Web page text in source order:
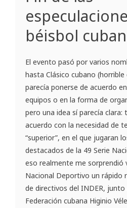
béisbol
El evento pasó por varios
hasta Clásico cubano
parecía ponerse de acuerdo
equipos o en la forma de
pero una idea sí parecía clara:
acuerdo con la necesidad de
“superior”, en el que jugaran
destacados de la 49 Serie
eso realmente me sorprendió
Nacional Deportivo un rápido
de directivos del INDER,
Federación cubana Higinio